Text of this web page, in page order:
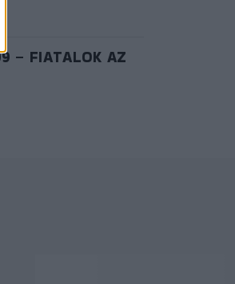
– FIATALOK AZ